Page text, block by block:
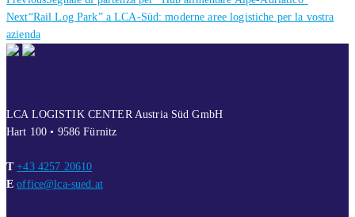
post:
NextNext
post:
“Rail Log Park” a LCA-Süd: moderne aree logistiche per la vostra
azienda
LCA LOGISTIK CENTER Austria Süd GmbH
Hart 100 • 9586 Fürnitz
T +43 4257 20610
E office@lca-sued.at